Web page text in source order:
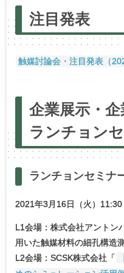
注目発表
触媒討論会・注目発表（
企業展示・企
ランチョン
ランチョンセミナ
2021年3月16日（火）
L1会場：株式会社アントン
用いた触媒材料の細孔構造
L2会場：SCSK株式会社「